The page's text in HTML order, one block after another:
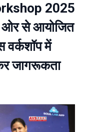
2025
ओर से आयोजित
में
जागरूकता